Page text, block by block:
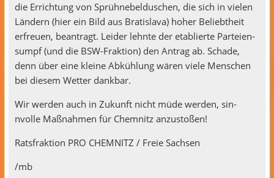
die Errich­tung von Sprüh­nebel­duschen, die sich in vie­len
Län­dern (hier ein Bild aus Bratisla­va) hoher Beliebtheit
erfreuen, beantragt. Lei­der lehnte der etablierte Parteien­
sumpf (und die BSW-Frak­tion) den Antrag ab. Schade,
denn über eine kleine Abküh­lung wären viele Men­schen
bei diesem Wet­ter dankbar.
Wir wer­den auch in Zukun­ft nicht müde wer­den, sin­
nvolle Maß­nah­men für Chem­nitz anzustoßen!
Rats­frak­tion PRO CHEMNITZ / Freie Sachsen
/mb